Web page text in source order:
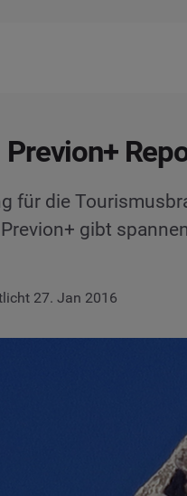
Previon+
für die
gibt
27. Jan 2016